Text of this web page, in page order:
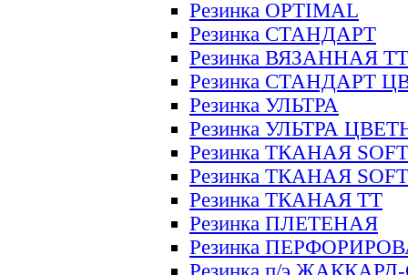
Резинка OPTIMAL
Резинка СТАНДАРТ
Резинка ВЯЗАННАЯ ТТ
Резинка СТАНДАРТ
Резинка УЛЬТРА
Резинка УЛЬТРА
Резинка ТКАНАЯ SOFT
Резинка ТКАНАЯ
Резинка ТКАНАЯ ТТ
Резинка ПЛЕТЕНАЯ
Резинка